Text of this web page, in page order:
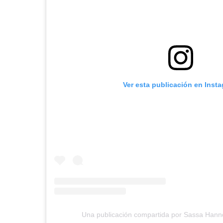
Ver esta publicación en
Una publicación compartida por Sassa